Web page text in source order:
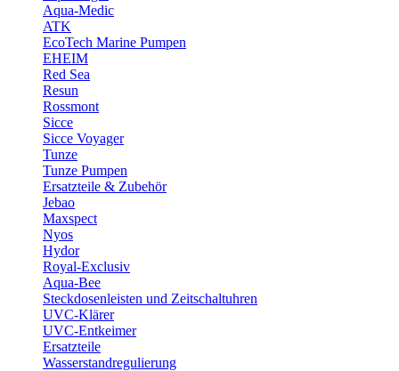
Aqua-Medic
ATK
EcoTech Marine Pumpen
EHEIM
Red Sea
Resun
Rossmont
Sicce
Sicce Voyager
Tunze
Tunze Pumpen
Ersatzteile & Zubehör
Jebao
Maxspect
Nyos
Hydor
Royal-Exclusiv
Aqua-Bee
Steckdosenleisten und Zeitschaltuhren
UVC-Klärer
UVC-Entkeimer
Ersatzteile
Wasserstandregulierung